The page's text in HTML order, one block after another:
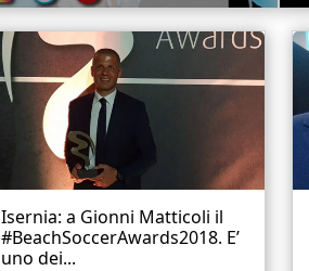
Isernia: a Gionni Matticoli il
#BeachSoccerAwards2018. E’
uno dei...